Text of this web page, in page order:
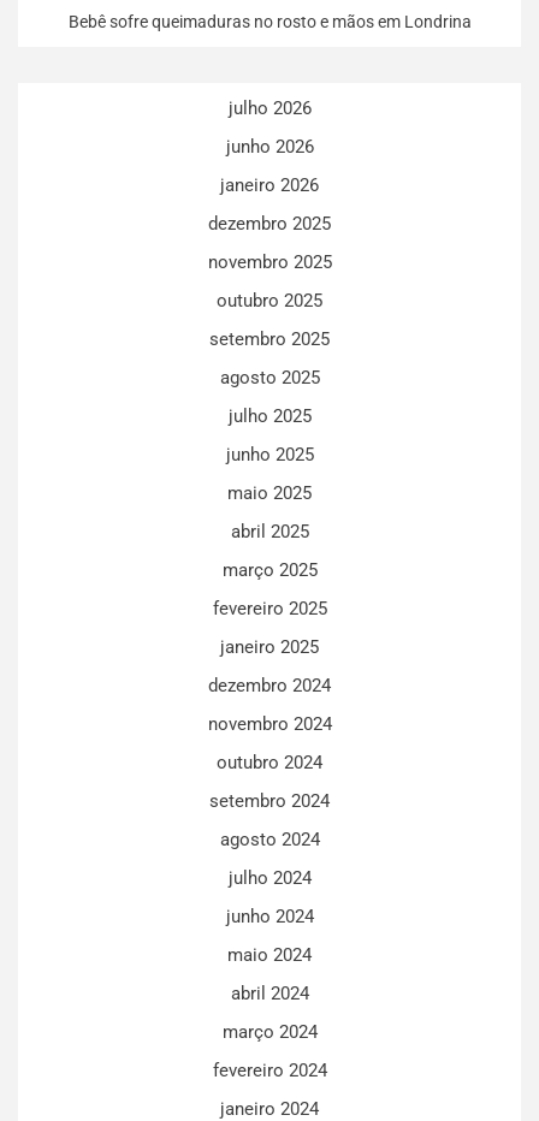
Bebê sofre queimaduras no rosto e mãos em Londrina
julho 2026
junho 2026
janeiro 2026
dezembro 2025
novembro 2025
outubro 2025
setembro 2025
agosto 2025
julho 2025
junho 2025
maio 2025
abril 2025
março 2025
fevereiro 2025
janeiro 2025
dezembro 2024
novembro 2024
outubro 2024
setembro 2024
agosto 2024
julho 2024
junho 2024
maio 2024
abril 2024
março 2024
fevereiro 2024
janeiro 2024